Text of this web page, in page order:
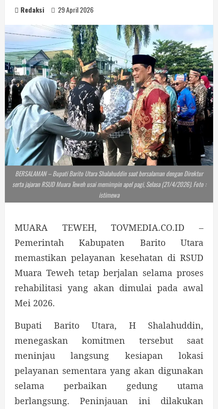
Redaksi 29 April 2026
BERSALAMAN – Bupati Barito Utara Shalahuddin saat bersalaman dengan Direktur
serta jajaran RSUD Muara Teweh usai memimpin apel pagi, Selasa (21/4/2026). Foto :
istimewa
MUARA TEWEH, TOVMEDIA.CO.ID –
Pemerintah Kabupaten Barito Utara
memastikan pelayanan kesehatan di RSUD
Muara Teweh tetap berjalan selama proses
rehabilitasi yang akan dimulai pada awal
Mei 2026.
Bupati Barito Utara, H Shalahuddin,
menegaskan komitmen tersebut saat
meninjau langsung kesiapan lokasi
pelayanan sementara yang akan digunakan
selama perbaikan gedung utama
berlangsung. Peninjauan ini dilakukan